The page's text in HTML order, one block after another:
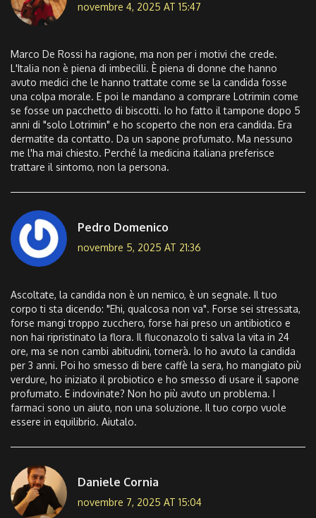
novembre 4, 2025 AT 15:47
Marco De Rossi ha ragione, ma non per i motivi che crede.
L'Italia non è piena di imbecilli. È piena di donne che hanno
avuto medici che le hanno trattate come se la candida fosse
una colpa morale. E poi le mandano a comprare Lotrimin come
se fosse un pacchetto di biscotti. Io ho fatto il tampone dopo 5
anni di "solo Lotrimin" e ho scoperto che non era candida. Era
dermatite da contatto. Da un sapone profumato. Ma nessuno
me l'ha mai chiesto. Perché la medicina italiana preferisce
trattare il sintomo, non la persona.
Pedro Domenico
novembre 5, 2025 AT 21:36
Ascoltate, la candida non è un nemico, è un segnale. Il tuo
corpo ti sta dicendo: "Ehi, qualcosa non va". Forse sei stressata,
forse mangi troppo zucchero, forse hai preso un antibiotico e
non hai ripristinato la flora. Il fluconazolo ti salva la vita in 24
ore, ma se non cambi abitudini, tornerà. Io ho avuto la candida
per 3 anni. Poi ho smesso di bere caffè la sera, ho mangiato più
verdure, ho iniziato il probiotico e ho smesso di usare il sapone
profumato. E indovinate? Non ho più avuto un problema. I
farmaci sono un aiuto, non una soluzione. Il tuo corpo vuole
essere in equilibrio. Aiutalo.
Daniele Cornia
novembre 7, 2025 AT 15:04